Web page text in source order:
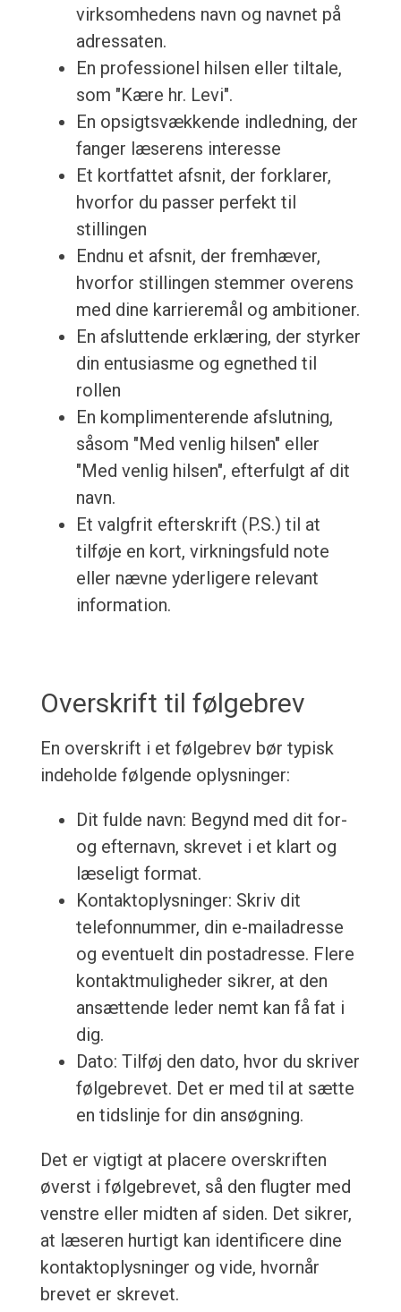
virksomhedens navn og navnet på
adressaten.
En professionel hilsen eller tiltale,
som "Kære hr. Levi".
En opsigtsvækkende indledning, der
fanger læserens interesse
Et kortfattet afsnit, der forklarer,
hvorfor du passer perfekt til
stillingen
Endnu et afsnit, der fremhæver,
hvorfor stillingen stemmer overens
med dine karrieremål og ambitioner.
En afsluttende erklæring, der styrker
din entusiasme og egnethed til
rollen
En komplimenterende afslutning,
såsom "Med venlig hilsen" eller
"Med venlig hilsen", efterfulgt af dit
navn.
Et valgfrit efterskrift (P.S.) til at
tilføje en kort, virkningsfuld note
eller nævne yderligere relevant
information.
Overskrift til følgebrev
En overskrift i et følgebrev bør typisk
indeholde følgende oplysninger:
Dit fulde navn: Begynd med dit for-
og efternavn, skrevet i et klart og
læseligt format.
Kontaktoplysninger: Skriv dit
telefonnummer, din e-mailadresse
og eventuelt din postadresse. Flere
kontaktmuligheder sikrer, at den
ansættende leder nemt kan få fat i
dig.
Dato: Tilføj den dato, hvor du skriver
følgebrevet. Det er med til at sætte
en tidslinje for din ansøgning.
Det er vigtigt at placere overskriften
øverst i følgebrevet, så den flugter med
venstre eller midten af siden. Det sikrer,
at læseren hurtigt kan identificere dine
kontaktoplysninger og vide, hvornår
brevet er skrevet.